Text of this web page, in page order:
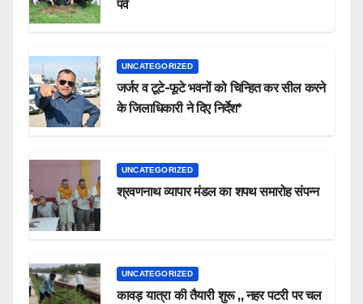
पर्व
UNCATEGORIZED
जर्जर व टूटे-फूटे भवनों को चिन्हित कर सील करने
के जिलाधिकारी ने दिए निर्देश*
UNCATEGORIZED
श्रवणनाथ व्यापार मंडल का शपथ समारोह संपन्न
UNCATEGORIZED
कावड़ यात्रा की तैयारी शुरू ,, नहर पटरी पर चल